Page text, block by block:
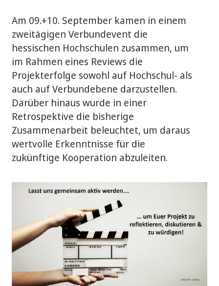
Am 09.+10. September kamen in einem
zweitägigen Verbundevent die
hessischen Hochschulen zusammen, um
im Rahmen eines Reviews die
Projekterfolge sowohl auf Hochschul- als
auch auf Verbundebene darzustellen.
Darüber hinaus wurde in einer
Retrospektive die bisherige
Zusammenarbeit beleuchtet, um daraus
wertvolle Erkenntnisse für die
zukünftige Kooperation abzuleiten.